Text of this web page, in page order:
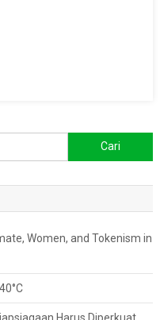
untuk:
Women, and Tokenism in
Harus Diperkuat